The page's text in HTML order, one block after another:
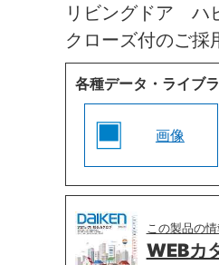
リビングドア
クローズ付のご採
各種データ・ライブ
画像
この製品の
WEBカ